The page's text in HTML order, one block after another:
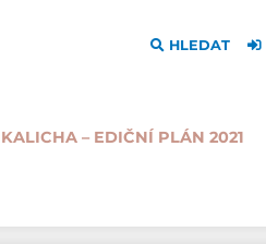
– EDIČNÍ PLÁN 2021
HLEDAT